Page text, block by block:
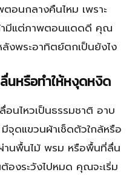
อนกลางคืนไหม เพราะ
ามีแต่ภาพตอนแดดดี คุณ
ลังพระอาทิตย์ตกเป็นยังไง
นหรือทำให้หงุดหงิด
อนไหวเป็นธรรมชาติ อาบ
จุดแขวนผ้าเช็ดตัวใกล้หรือ
านพื้นไม้ พรม หรือพื้นที่ลื่น
องระวังไปหมด คุณจะเริ่ม